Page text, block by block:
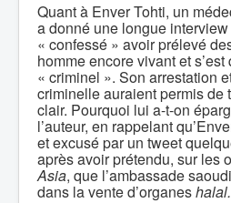
Quant à Enver Tohti, un
a donné une longue
« confessé » avoir prélevé
homme encore vivant et
« criminel ». Son arrestation
criminelle auraient permis de
clair. Pourquoi lui a-t-on
l’auteur, en rappelant
et excusé par un tweet
après avoir prétendu, sur les
Asia, que l’ambassade
dans la vente d’organeshalal.